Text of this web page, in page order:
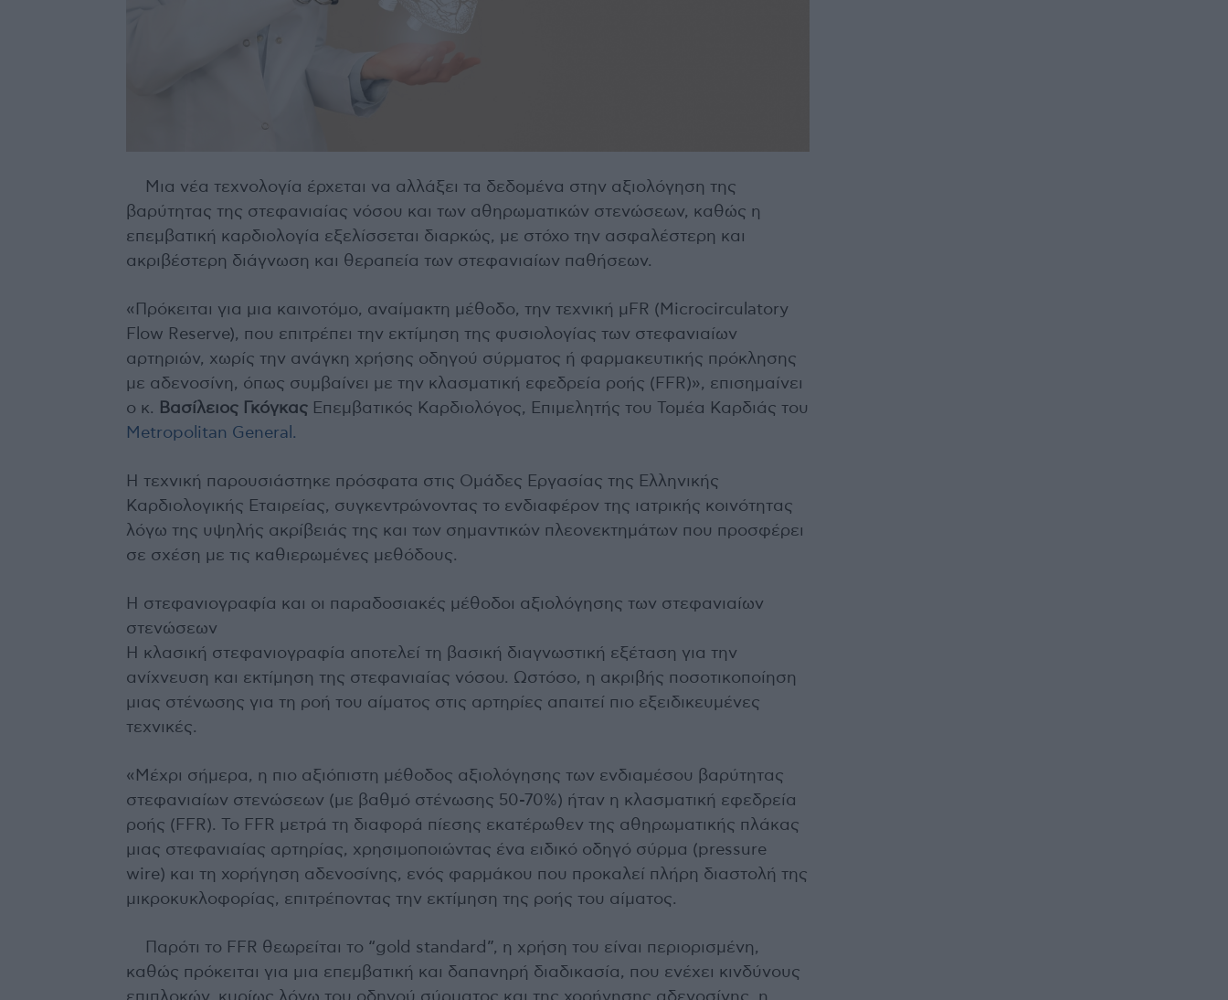
Μια νέα τεχνολογία έρχεται να αλλάξει τα δεδομένα στην αξιολόγηση της
βαρύτητας της στεφανιαίας νόσου και των αθηρωματικών στενώσεων, καθώς η
επεμβατική καρδιολογία εξελίσσεται διαρκώς, με στόχο την ασφαλέστερη και
ακριβέστερη διάγνωση και θεραπεία των στεφανιαίων παθήσεων.
«Πρόκειται για μια καινοτόμο, αναίμακτη μέθοδο, την τεχνική μFR (Microcirculatory
Flow Reserve), που επιτρέπει την εκτίμηση της φυσιολογίας των στεφανιαίων
αρτηριών, χωρίς την ανάγκη χρήσης οδηγού σύρματος ή φαρμακευτικής πρόκλησης
με αδενοσίνη, όπως συμβαίνει με την κλασματική εφεδρεία ροής (FFR)», επισημαίνει
ο κ.
Βασίλειος Γκόγκας Επεμβατικός Καρδιολόγος, Επιμελητής του Τομέα Καρδιάς του
Metropolitan General.
Η τεχνική παρουσιάστηκε πρόσφατα στις Ομάδες Εργασίας της Ελληνικής
Καρδιολογικής Εταιρείας, συγκεντρώνοντας το ενδιαφέρον της ιατρικής κοινότητας
λόγω της υψηλής ακρίβειάς της και των σημαντικών πλεονεκτημάτων που προσφέρει
σε σχέση με τις καθιερωμένες μεθόδους.
Η στεφανιογραφία και οι παραδοσιακές μέθοδοι αξιολόγησης των στεφανιαίων
στενώσεων
Η κλασική στεφανιογραφία αποτελεί τη βασική διαγνωστική εξέταση για την
ανίχνευση και εκτίμηση της στεφανιαίας νόσου. Ωστόσο, η ακριβής ποσοτικοποίηση
μιας στένωσης για τη ροή του αίματος στις αρτηρίες απαιτεί πιο εξειδικευμένες
τεχνικές.
«Μέχρι σήμερα, η πιο αξιόπιστη μέθοδος αξιολόγησης των ενδιαμέσου βαρύτητας
στεφανιαίων στενώσεων (με βαθμό στένωσης 50-70%) ήταν η κλασματική εφεδρεία
ροής (FFR). Το FFR μετρά τη διαφορά πίεσης εκατέρωθεν της αθηρωματικής πλάκας
μιας στεφανιαίας αρτηρίας, χρησιμοποιώντας ένα ειδικό οδηγό σύρμα (pressure
wire) και τη χορήγηση αδενοσίνης, ενός φαρμάκου που προκαλεί πλήρη διαστολή της
μικροκυκλοφορίας, επιτρέποντας την εκτίμηση της ροής του αίματος.
Παρότι το FFR θεωρείται το “gold standard”, η χρήση του είναι περιορισμένη,
καθώς πρόκειται για μια επεμβατική και δαπανηρή διαδικασία, που ενέχει κινδύνους